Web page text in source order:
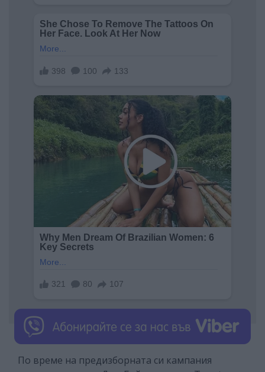
По време на предизборната си кампания